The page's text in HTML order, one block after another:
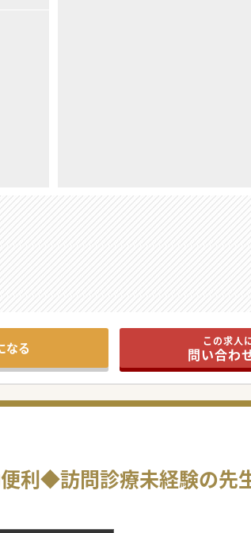
されております。
なる この求人
問い合わ
利◆訪問診療未経験の先